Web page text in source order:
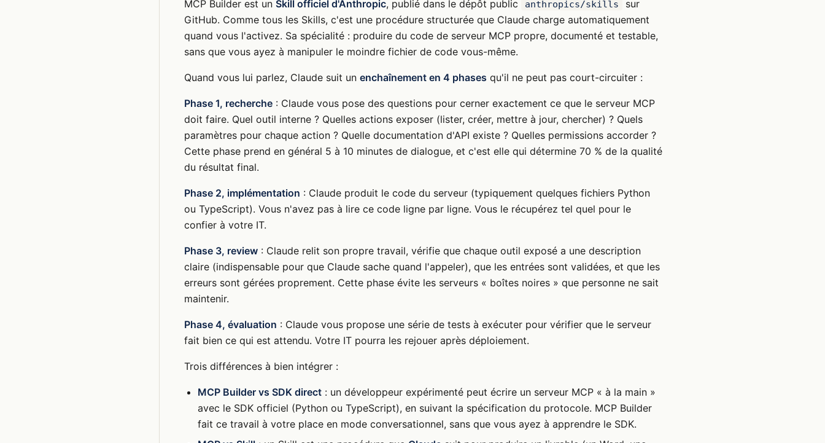
MCP Builder est un Skill officiel d'Anthropic, publié dans le dépôt public anthropics/skills
sur
GitHub. Comme tous les Skills, c'est une procédure structurée que Claude charge automatiquement
quand vous l'activez. Sa spécialité : produire du code de serveur MCP propre, documenté et testable,
sans que vous ayez à manipuler le moindre fichier de code vous-même.
Quand vous lui parlez, Claude suit un enchaînement en 4 phases qu'il ne peut pas court-circuiter :
Phase 1, recherche : Claude vous pose des questions pour cerner exactement ce que le serveur MCP
doit faire. Quel outil interne ? Quelles actions exposer (lister, créer, mettre à jour, chercher) ? Quels
paramètres pour chaque action ? Quelle documentation d'API existe ? Quelles permissions accorder ?
Cette phase prend en général 5 à 10 minutes de dialogue, et c'est elle qui détermine 70 % de la qualité
du résultat final.
Phase 2, implémentation : Claude produit le code du serveur (typiquement quelques fichiers Python
ou TypeScript). Vous n'avez pas à lire ce code ligne par ligne. Vous le récupérez tel quel pour le
confier à votre IT.
Phase 3, review : Claude relit son propre travail, vérifie que chaque outil exposé a une description
claire (indispensable pour que Claude sache quand l'appeler), que les entrées sont validées, et que les
erreurs sont gérées proprement. Cette phase évite les serveurs « boîtes noires » que personne ne sait
maintenir.
Phase 4, évaluation : Claude vous propose une série de tests à exécuter pour vérifier que le serveur
fait bien ce qui est attendu. Votre IT pourra les rejouer après déploiement.
Trois différences à bien intégrer :
MCP Builder vs SDK direct : un développeur expérimenté peut écrire un serveur MCP « à la main »
avec le SDK officiel (Python ou TypeScript), en suivant la spécification du protocole. MCP Builder
fait ce travail à votre place en mode conversationnel, sans que vous ayez à apprendre le SDK.